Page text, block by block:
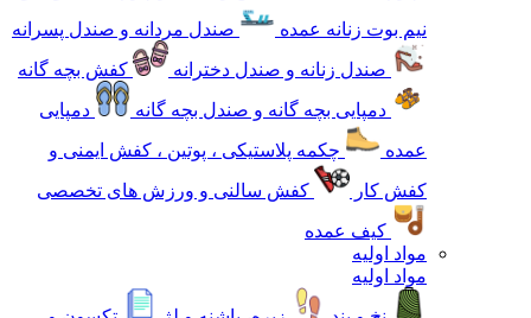
نیم بوت زنانه عمده
صندل مردانه و صندل پسرانه
صندل زنانه و صندل دخترانه
کفش بچه گانه
دمپایی بچه گانه و صندل بچه گانه
دمپایی
عمده
چکمه پلاستیکی ، پوتین ، کفش ایمنی و
کفش کار
کفش سالنی و ورزش های تخصصی
کیف عمده
مواد اولیه
مواد اولیه